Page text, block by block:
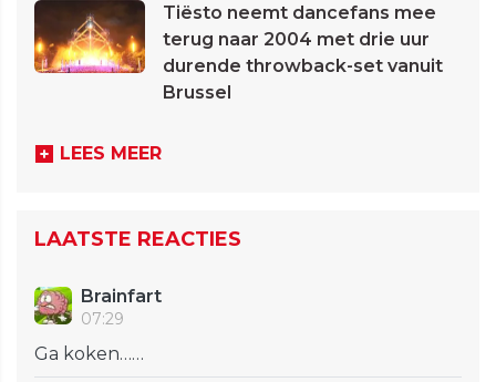
Tiësto neemt dancefans mee
terug naar 2004 met drie uur
durende throwback-set vanuit
Brussel
LEES MEER
LAATSTE REACTIES
Brainfart
07:29
Ga koken……